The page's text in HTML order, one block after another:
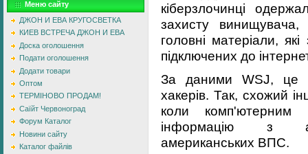
Меню сайту
ДЖОН И ЕВА КРУГОСВЕТКА
КИЕВ ВСТРЕЧА ДЖОН И ЕВА
Доска оголошення
Подати оголошення
Додати товари
Оптом
ТЕРМІНОВО ПРОДАМ!
Саїйт Червоноград
Форум Каталог
Новини сайту
Каталог файлів
кіберзлочинці
захисту
головні матеріали,
підключених до
За даними WSJ, це
хакерів. Так, схожий
коли комп'ютерним
інформацію з
американських ВПС.